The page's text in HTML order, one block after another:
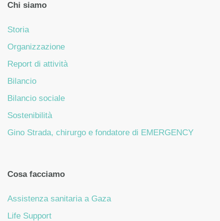
Chi siamo
Storia
Organizzazione
Report di attività
Bilancio
Bilancio sociale
Sostenibilità
Gino Strada, chirurgo e fondatore di EMERGENCY
Cosa facciamo
Assistenza sanitaria a Gaza
Life Support